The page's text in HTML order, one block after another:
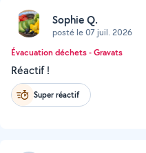
Sophie Q.
posté le 07 juil. 2026
Évacuation déchets - Gravats
Réactif !
Super réactif